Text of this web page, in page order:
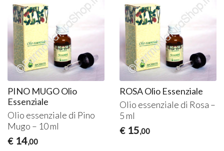
PINO MUGO Olio
Essenziale
Olio essenziale di Pino
Mugo – 10 ml
€ 14,00
ROSA Olio Essenziale
Olio essenziale di Rosa –
5 ml
€ 15,00